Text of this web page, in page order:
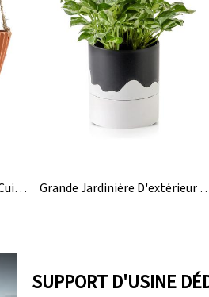
Jardinière Murale En Terre Cuite Pour Extérieur Grande Jardinière D'extérieur En
SUPPORT D'USINE